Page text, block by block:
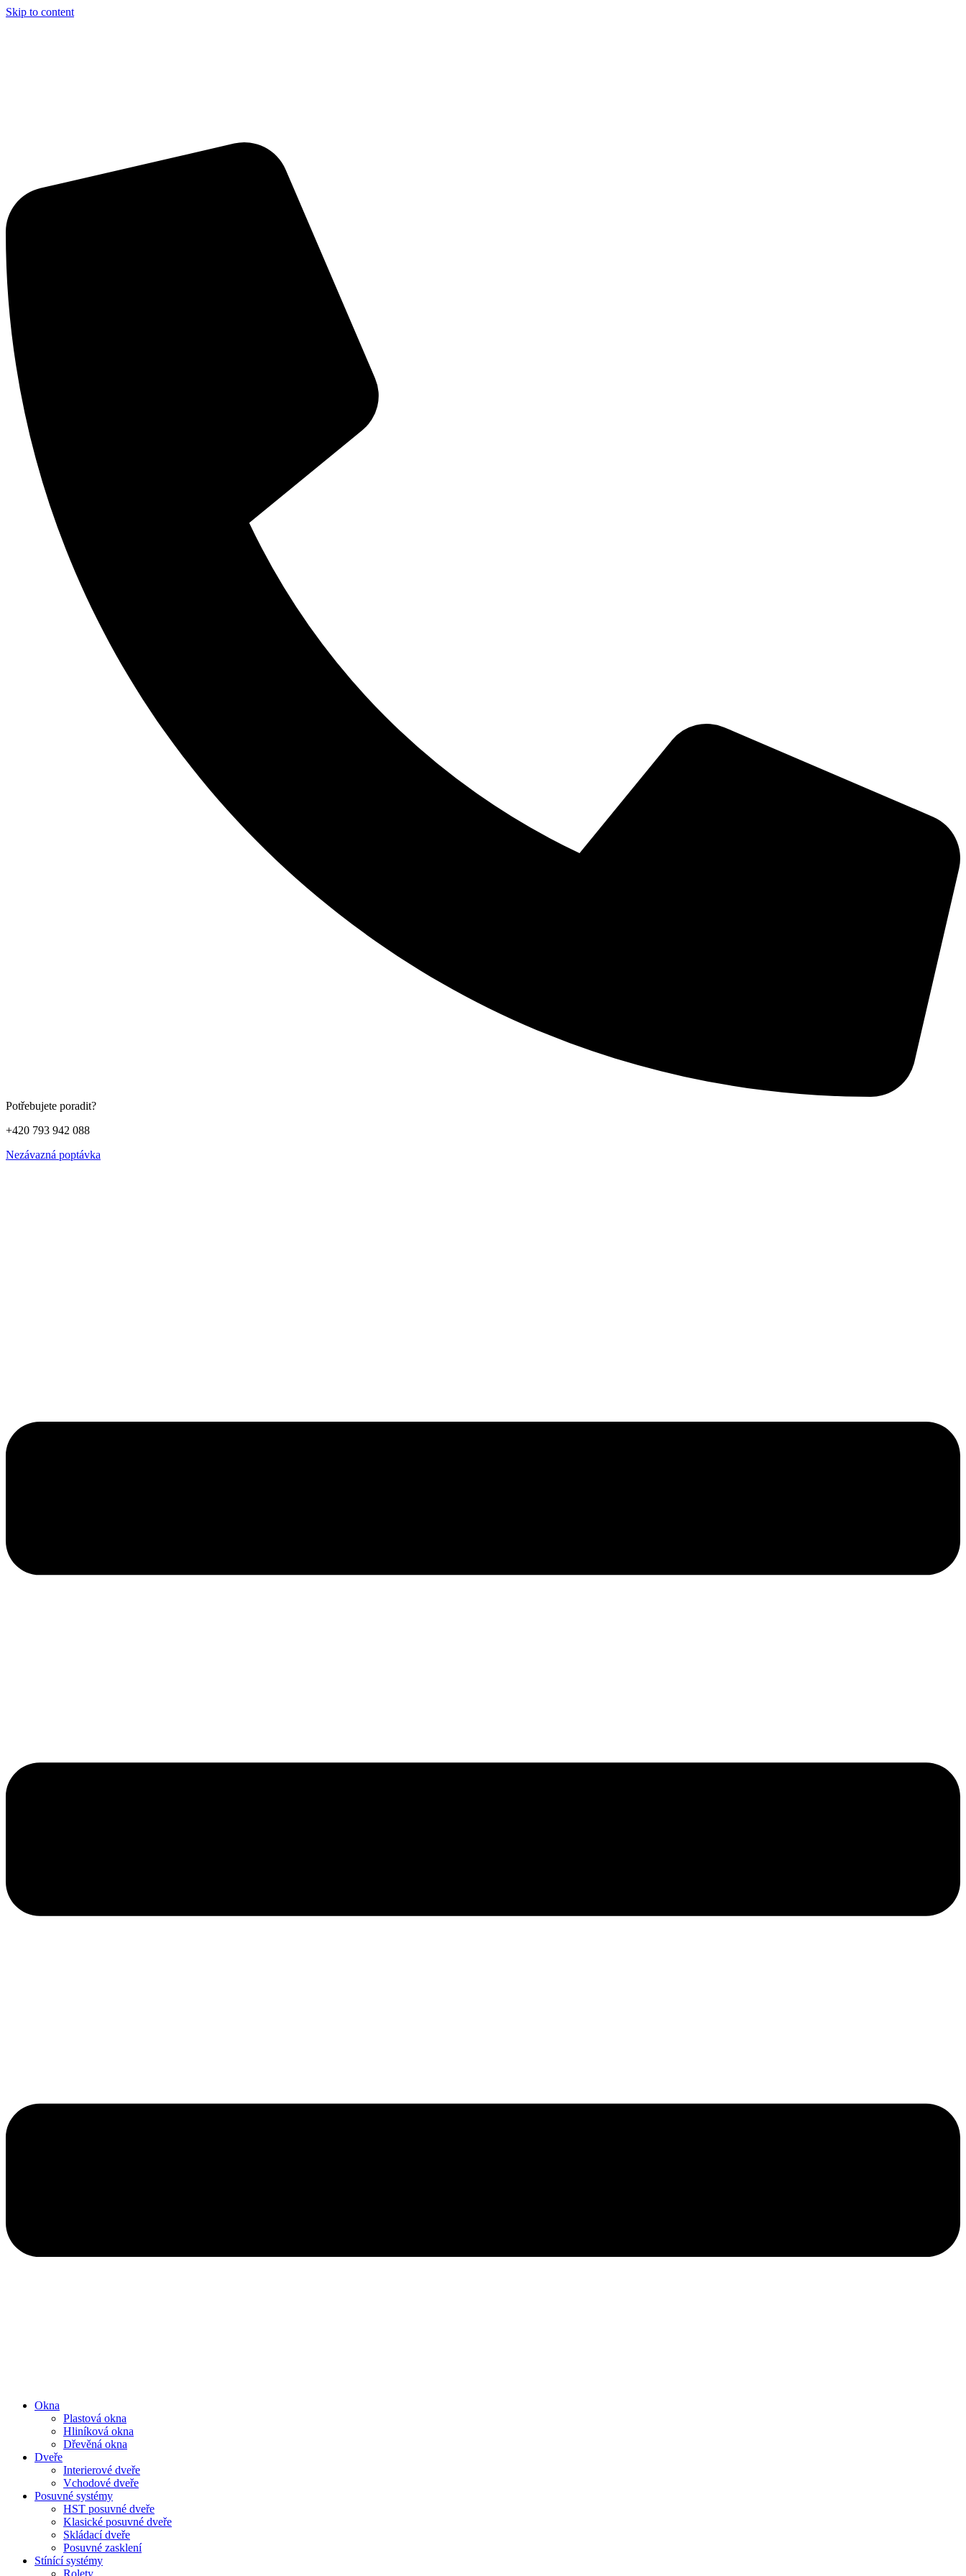
Skip to content
Potřebujete poradit?
+420 793 942 088
Nezávazná poptávka
Okna
Plastová okna
Hliníková okna
Dřevěná okna
Dveře
Interierové dveře
Vchodové dveře
Posuvné systémy
HST posuvné dveře
Klasické posuvné dveře
Skládací dveře
Posuvné zasklení
Stínící systémy
Rolety